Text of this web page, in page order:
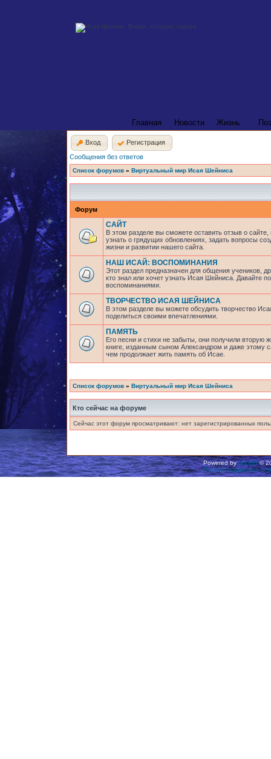
Главная Новости Жизнь
Вход
Регистрация
Сообщения без ответов
Список форумов » Виртуальный мир Исая Шейниса
Форум
САЙТ
В этом разделе вы сможете оставить отзыв о
узнать о грядущих обновлениях, задать вопросы
жизни и развитии нашего сайта.
НАШ ИСАЙ: ВОСПОМИНАНИЯ
Этот раздел предназначен для общения учеников,
кто знал или хочет узнать Исая Шейниса. Давайте
воспоминаниями.
ТВОРЧЕСТВО ИСАЯ ШЕЙНИСА
В этом разделе вы можете обсудить творчество
поделиться своими впечатлениями.
ПАМЯТЬ
Его песни и стихи не забыты, они получили вторую
книге, изданным сыном Александром и даже этому
чем продолжает жить память об Исае.
Список форумов » Виртуальный мир Исая Шейниса
Кто сейчас на форуме
Сейчас этот форум просматривают: нет зарегистрированных
Powered byphpBB©
Русская поддержка